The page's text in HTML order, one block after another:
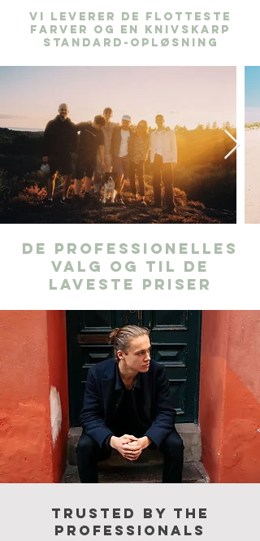
Vi leverer de flotteste
farver og en knivskarp
standard-opløsning
De professionelles
valg og til de
laveste priser
Trusted by the
professionals